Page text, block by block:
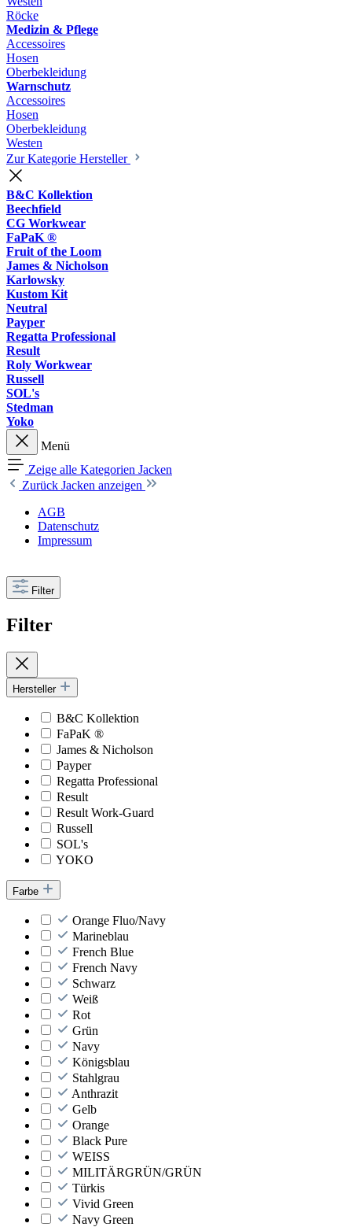
Röcke
Medizin & Pflege
Accessoires
Hosen
Oberbekleidung
Warnschutz
Accessoires
Hosen
Oberbekleidung
Westen
Zur Kategorie Hersteller
B&C Kollektion
Beechfield
CG Workwear
FaPaK ®
Fruit of the Loom
James & Nicholson
Karlowsky
Kustom Kit
Neutral
Payper
Regatta Professional
Result
Roly Workwear
Russell
SOL's
Stedman
Yoko
Menü
Zeige alle Kategorien Jacken
Zurück Jacken anzeigen
AGB
Datenschutz
Impressum
Filter
Filter
Hersteller
B&C Kollektion
FaPaK ®
James & Nicholson
Payper
Regatta Professional
Result
Result Work-Guard
Russell
SOL's
YOKO
Farbe
Orange Fluo/Navy
Marineblau
French Blue
French Navy
Schwarz
Weiß
Rot
Grün
Navy
Königsblau
Stahlgrau
Anthrazit
Gelb
Orange
Black Pure
WEISS
MILITÄRGRÜN/GRÜN
Türkis
Vivid Green
Navy Green